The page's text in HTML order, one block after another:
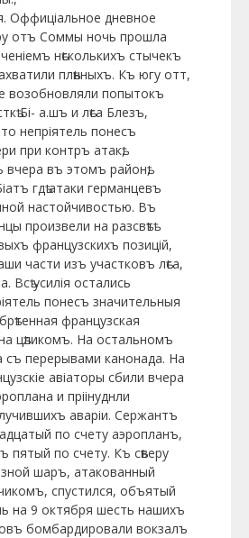
Оффиціальное дневное
отъ Соммы ночь прошла
нѣсколькихъ стычекъ
плѣнныхъ. Къ югу отт,
возобновляли попытокъ
Бі- а.шъ и лѣса Блезъ,
непріятель понесъ
при контръ атакѣ,
въ этомъ районѣ,
гдѣ атаки германцевъ
настойчивостью. Въ
произвели на разсвѣтѣ
французскихъ позицій,
части изъ участковъ лѣса,
Всѣ усилія остались
понесъ значительныя
французская
цѣликомъ. На остальномъ
съ перерывами канонада. На
авіаторы сбили вчера
и пріінуднли
аваріи. Сержантъ
по счету аэропланъ,
по счету. Къ сѣверу
шаръ, атакованный
спустился, объятый
на 9 октября шесть нашихъ
бомбардировали вокзалъ